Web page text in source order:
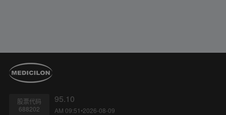
股票代码
688202
95.10
AM 09:51•2026-08-09